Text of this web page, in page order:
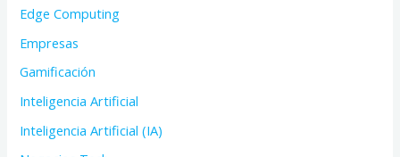
Edge Computing
Empresas
Gamificación
Inteligencia Artificial
Inteligencia Artificial (IA)